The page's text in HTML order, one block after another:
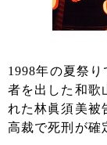
1998年の夏祭
者を出した和歌
れた林眞須美被
高裁で死刑が確